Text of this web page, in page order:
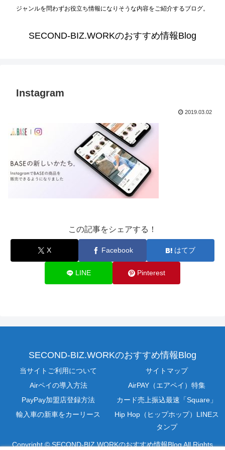
ジャンルを問わずお役立ち情報になりそうな内容をご紹介するブログ。
SECOND-BIZ.WORKのおすすめ情報Blog
Instagram
2019.03.02
この記事をシェアする！
X Facebook はてブ
LINE Pinterest
SECOND-BIZ.WORKのおすすめ情報Blog
当サイトご利用について
サイトマップ
Airペイの導入方法
AirPAY（エアペイ）特集
PayPay加盟店登録方法
カード売上振込最速「Square」
輸入車の新車をカーリース
Hip Hop（ヒップホップ）LINEス
タンプ
Copyright © SECOND-BIZ.WORKのおすすめ情報Blog All Rights